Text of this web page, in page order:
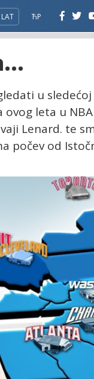
LAT ЋР
u
ovog leta u
Lenard. te
počev od